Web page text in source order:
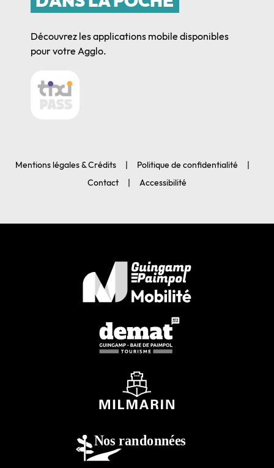
Découvrez les applications mobile disponibles
pour votre Agglo.
Mentions légales & Crédits
Politique de confidentialité
Contact
Accessibilité